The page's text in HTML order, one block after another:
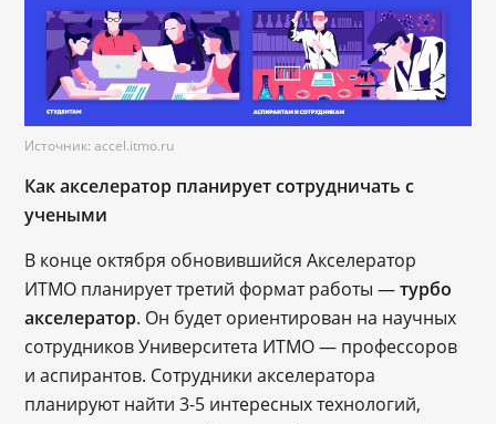
Источник: accel.itmo.ru
Как акселератор планирует сотрудничать с
учеными
В конце октября обновившийся Акселератор
ИТМО планирует третий формат работы —турбо
акселератор. Он будет ориентирован на научных
сотрудников Университета ИТМО — профессоров
и аспирантов. Сотрудники акселератора
планируют найти 3-5 интересных технологий,